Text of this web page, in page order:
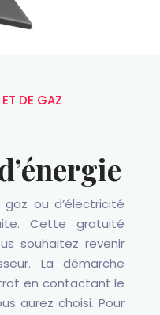
ET DE GAZ
ou d’électricité
Cette gratuité
souhaitez revenir
La démarche
en contactant le
aurez choisi. Pour